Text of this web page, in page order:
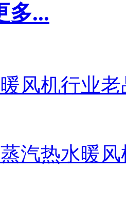
多...
风机行业老
汽热水暖风